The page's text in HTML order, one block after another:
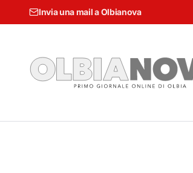
Invia una mail a Olbianova